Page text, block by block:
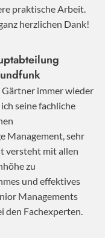
praktische Arbeit.
herzlichen Dank!
immer wieder
seine fachliche
Management, sehr
versteht mit allen
zu
und effektives
Managements
den Fachexperten.